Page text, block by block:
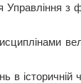
з
в історичній